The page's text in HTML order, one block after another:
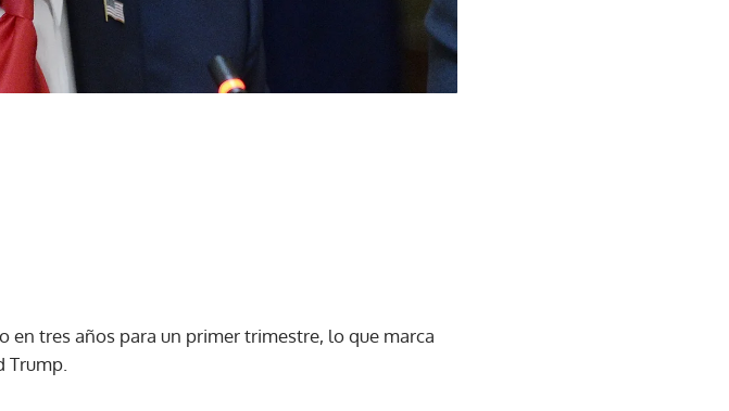
en tres años para un primer trimestre, lo que marca
Trump.